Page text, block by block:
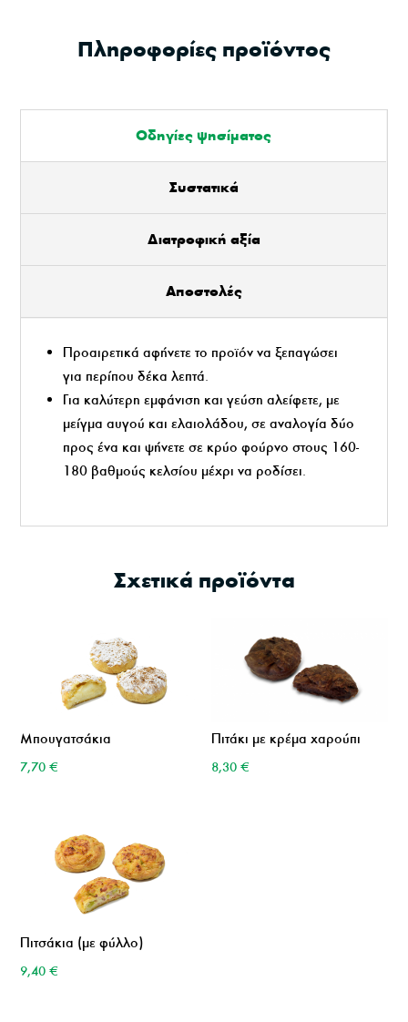
Πληροφορίες προϊόντος
Οδηγίες ψησίματος
Συστατικά
Διατροφική αξία
Αποστολές
Προαιρετικά αφήνετε το προϊόν να ξεπαγώσει
για περίπου δέκα λεπτά.
Για καλύτερη εμφάνιση και γεύση αλείφετε, με
μείγμα αυγού και ελαιολάδου, σε αναλογία δύο
προς ένα και ψήνετε σε κρύο φούρνο στους 160-
180 βαθμούς κελσίου μέχρι να ροδίσει.
Σχετικά προϊόντα
Μπουγατσάκια
7,70€
Πιτάκι με κρέμα χαρούπι
8,30€
Πιτσάκια (με φύλλο)
9,40€